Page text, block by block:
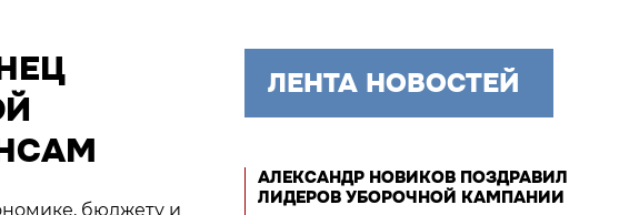
бюджету и
ЛЕНТА НОВОСТЕЙ
АЛЕКСАНДР НОВИКОВ ПОЗДРАВИЛ
ЛИДЕРОВ УБОРОЧНОЙ КАМПАНИИ